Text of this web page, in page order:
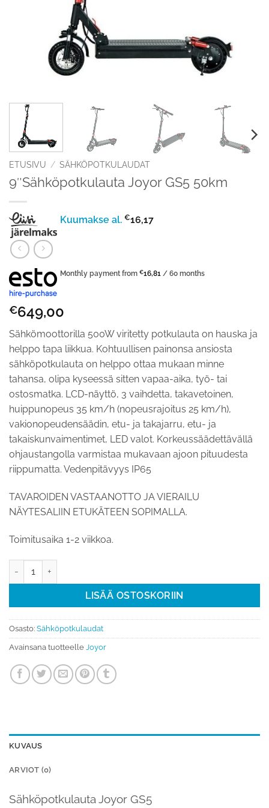
ETUSIVU / SÄHKÖPOTKULAUDAT
9″Sähköpotkulauta Joyor GS5 50km
Kuumakse al. €16,17
Monthly payment from €16,81 / 60 months
€649,00
Sähkömoottorilla 500W viritetty potkulauta on hauska ja
helppo tapa liikkua. Kohtuullisen painonsa ansiosta
sähköpotkulauta on helppo ottaa mukaan minne
tahansa, olipa kyseessä sitten vapaa-aika, työ- tai
ostosmatka. LCD-näyttö, 3 vaihdetta, takavetoinen,
huippunopeus 35 km/h (nopeusrajoitus 25 km/h),
vakionopeudensäädin, etu- ja takajarru, etu- ja
takaiskunvaimentimet, LED valot. Korkeussäädettävällä
ohjaustangolla varmistaa mukavaan ajoon pituudesta
riippumatta. Vedenpitävyys IP65
TAVAROIDEN VASTAANOTTO JA VIERAILU
NÄYTESALIIN ETUKÄTEEN SOPIMALLA.
Toimitusaika 1-2 viikkoa.
LISÄÄ OSTOSKORIIN
Osasto: Sähköpotkulaudat
Avainsana tuotteelle Joyor
KUVAUS
ARVIOT (0)
Sähköpotkulauta Joyor GS5